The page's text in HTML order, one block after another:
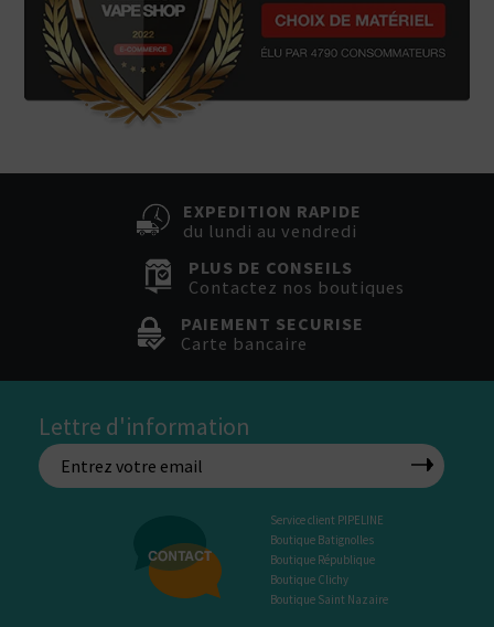
EXPEDITION RAPIDE
du lundi au vendredi
PLUS DE CONSEILS
Contactez nos boutiques
PAIEMENT SECURISE
Carte bancaire
Lettre d'information
Service client PIPELINE
Boutique Batignolles
Boutique République
Boutique Clichy
Boutique Saint Nazaire